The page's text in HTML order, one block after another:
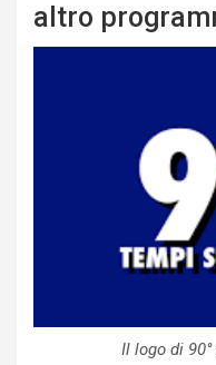
altro
Il logo di